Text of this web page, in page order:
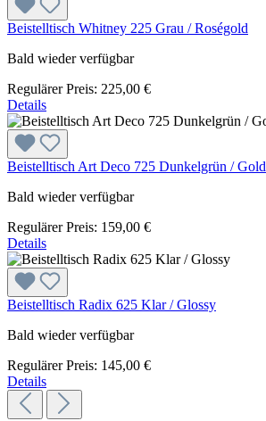
Beistelltisch Whitney 225 Grau / Roségold
Bald wieder verfügbar
Regulärer Preis: 225,00 €
Details
Beistelltisch Art Deco 725 Dunkelgrün / Gold
Bald wieder verfügbar
Regulärer Preis: 159,00 €
Details
Beistelltisch Radix 625 Klar / Glossy
Bald wieder verfügbar
Regulärer Preis: 145,00 €
Details